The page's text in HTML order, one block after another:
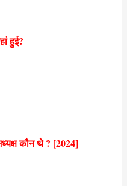
हुई?
कौन थे ? [2024]